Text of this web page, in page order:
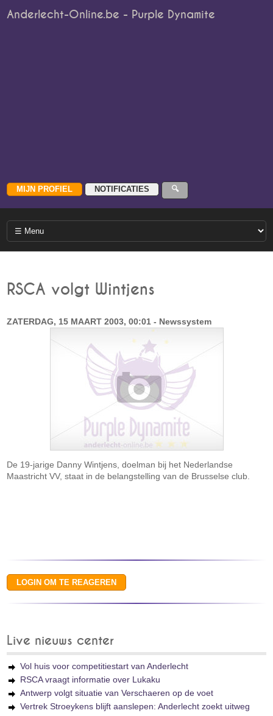
Anderlecht-Online.be - Purple Dynamite
RSCA volgt Wintjens
ZATERDAG, 15 MAART 2003, 00:01 - Newssystem
De 19-jarige Danny Wintjens, doelman bij het Nederlandse
Maastricht VV, staat in de belangstelling van de Brusselse club.
Live nieuws center
Vol huis voor competitiestart van Anderlecht
RSCA vraagt informatie over Lukaku
Antwerp volgt situatie van Verschaeren op de voet
Vertrek Stroeykens blijft aanslepen: Anderlecht zoekt uitweg